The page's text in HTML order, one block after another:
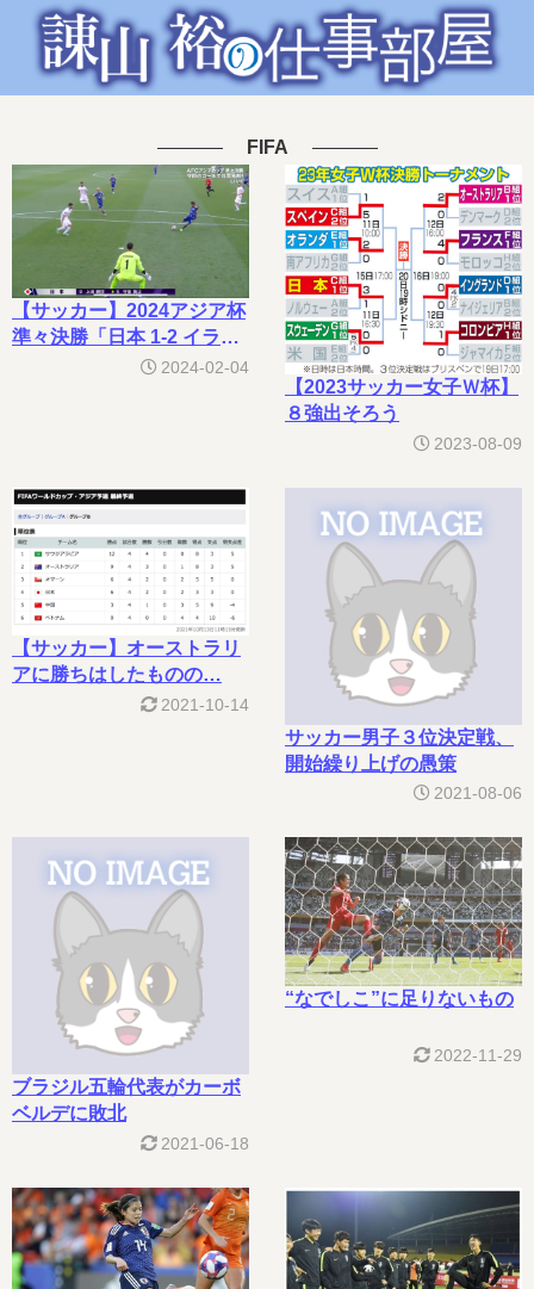
FIFA
【サッカー】2024アジア杯
準々決勝「日本 1-2 イラ
2024-02-04
【2023サッカー女子Ｗ杯】
８強出そろう
2023-08-09
【サッカー】オーストラリ
アに勝ちはしたものの…
2021-10-14
サッカー男子３位決定戦、
開始繰り上げの愚策
2021-08-06
ブラジル五輪代表がカーボ
ベルデに敗北
2021-06-18
“なでしこ”に足りないもの
2022-11-29